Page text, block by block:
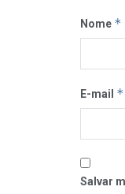
Nome *
E-mail *
Salvar